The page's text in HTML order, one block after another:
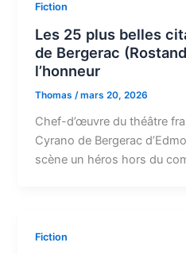
Fiction
Les 25 plus belles
de Bergerac
l’honneur
Thomas/mars 20, 2026
Chef-d’œuvre du théâtre
Cyrano de Bergerac
scène un héros hors du
Fiction